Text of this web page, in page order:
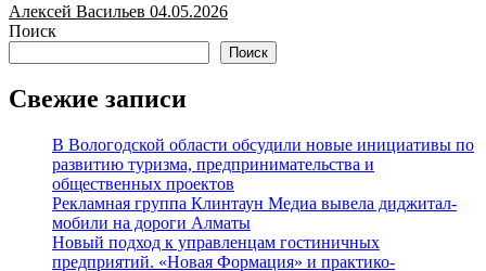
Алексей Васильев 04.05.2026
Поиск
Поиск
Свежие записи
В Вологодской области обсудили новые инициативы по
развитию туризма, предпринимательства и
общественных проектов
Рекламная группа Клинтаун Медиа вывела диджитал-
мобили на дороги Алматы
Новый подход к управленцам гостиничных
предприятий. «Новая Формация» и практико-